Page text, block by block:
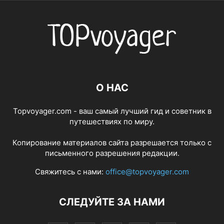
О НАС
Topvoyager.com - ваш самый лучший гид и советник в
путешествиях по миру.
Копирование материалов сайта разрешается только с
письменного разрешения редакции.
Свяжитесь с нами: office@topvoyager.com
СЛЕДУЙТЕ ЗА НАМИ